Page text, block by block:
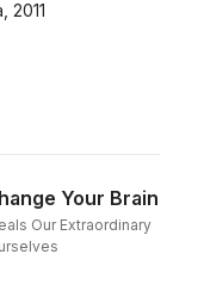
2011
Your Brain
Our Extraordinary